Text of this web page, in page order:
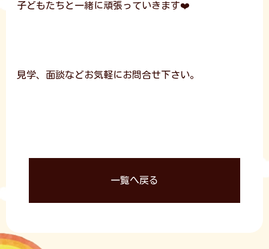
子どもたちと一緒に頑張っていきます❤️
見学、面談などお気軽にお問合せ下さい。
一覧へ戻る